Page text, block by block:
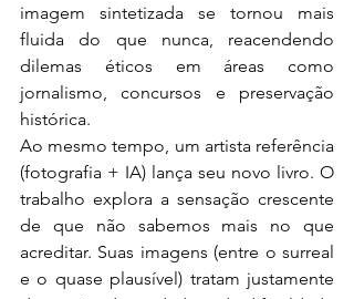
imagem sintetizada se tornou mais
fluida do que nunca, reacendendo
dilemas éticos em áreas como
jornalismo, concursos e preservação
histórica.
Ao mesmo tempo, um artista referência
(fotografia + IA) lança seu novo livro. O
trabalho explora a sensação crescente
de que não sabemos mais no que
acreditar. Suas imagens (entre o surreal
e o quase plausível) tratam justamente